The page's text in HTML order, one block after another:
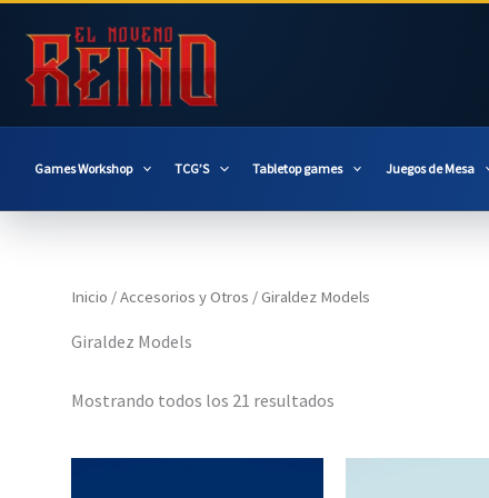
contenido
Games Workshop TCG’S Tabletop games Juegos de Mesa
Inicio /Accesorios y Otros / Giraldez Models
Giraldez Models
Mostrando todos los 21 resultados